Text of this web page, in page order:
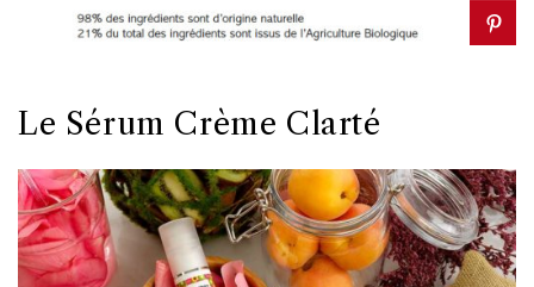
Le Sérum Crème Clarté